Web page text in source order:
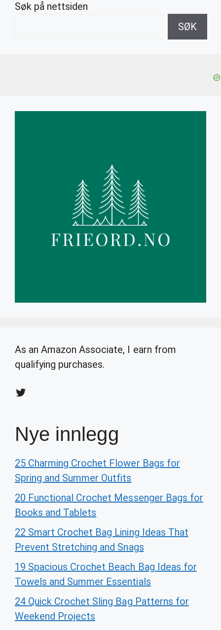
Søk på nettsiden
SØK
As an Amazon Associate, I earn from
qualifying purchases.
Twitter
Nye innlegg
25 Charming Crochet Flower Bags for
Spring and Summer Outfits
20 Functional Crochet Messenger Bags for
Books and Tablets
22 Smart Crochet Bag Lining Ideas That
Prevent Stretching and Snags
19 Spacious Crochet Beach Bag Ideas for
Towels and Summer Essentials
24 Quick Crochet Sling Bag Patterns for
Weekend Projects